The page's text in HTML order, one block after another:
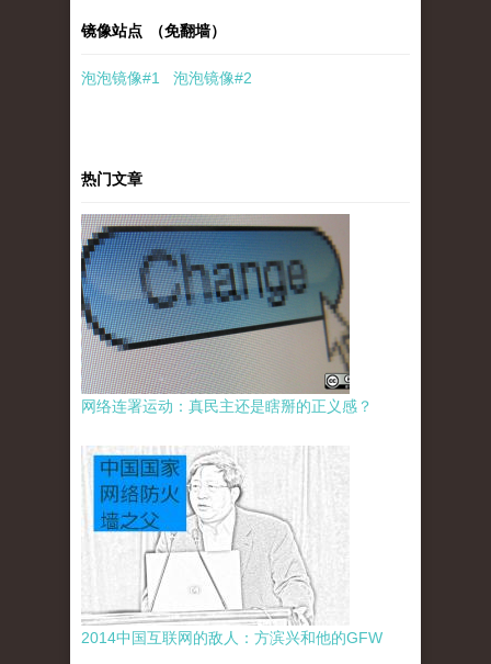
镜像站点 （免翻墙）
泡泡镜像#1 泡泡镜像#2
热门文章
网络连署运动：真民主还是瞎掰的正义感？
2014中国互联网的敌人：方滨兴和他的GFW